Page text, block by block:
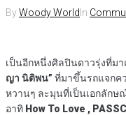
ByWoody World In
เป็นอีกหนึ่งศิลปินดาวรุ่งที่ม
ญา นิติพน” ที่มาขึ้นรถแจกค
หวานๆ ละมุนที่เป็นเอกลักษ
อาทิ How To Love ,